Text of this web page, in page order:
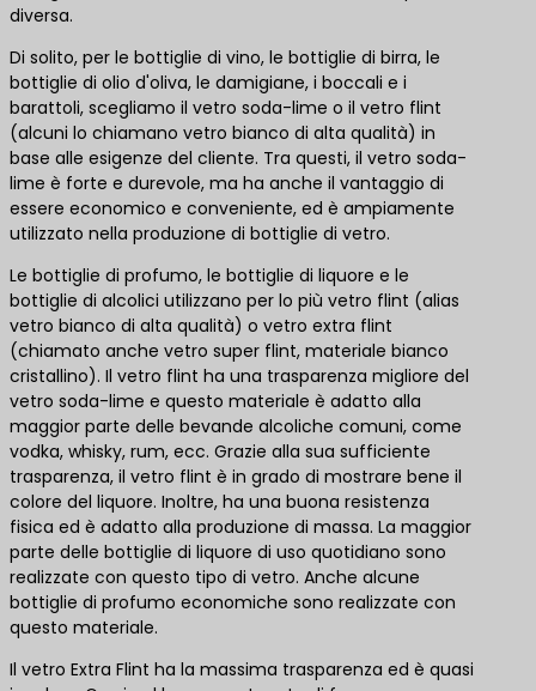
diversa.
Di solito, per le bottiglie di vino, le bottiglie di birra, le
bottiglie di olio d'oliva, le damigiane, i boccali e i
barattoli, scegliamo il vetro soda-lime o il vetro flint
(alcuni lo chiamano vetro bianco di alta qualità) in
base alle esigenze del cliente. Tra questi, il vetro soda-
lime è forte e durevole, ma ha anche il vantaggio di
essere economico e conveniente, ed è ampiamente
utilizzato nella produzione di bottiglie di vetro.
Le bottiglie di profumo, le bottiglie di liquore e le
bottiglie di alcolici utilizzano per lo più vetro flint (alias
vetro bianco di alta qualità) o vetro extra flint
(chiamato anche vetro super flint, materiale bianco
cristallino). Il vetro flint ha una trasparenza migliore del
vetro soda-lime e questo materiale è adatto alla
maggior parte delle bevande alcoliche comuni, come
vodka, whisky, rum, ecc. Grazie alla sua sufficiente
trasparenza, il vetro flint è in grado di mostrare bene il
colore del liquore. Inoltre, ha una buona resistenza
fisica ed è adatto alla produzione di massa. La maggior
parte delle bottiglie di liquore di uso quotidiano sono
realizzate con questo tipo di vetro. Anche alcune
bottiglie di profumo economiche sono realizzate con
questo materiale.
Il vetro Extra Flint ha la massima trasparenza ed è quasi